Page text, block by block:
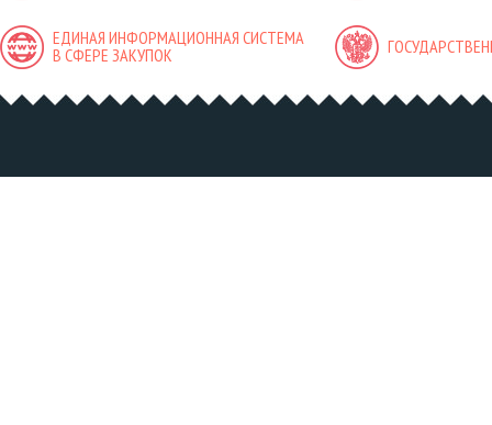
ЕДИНАЯ ИНФОРМАЦИОННАЯ СИСТЕМА
В СФЕРЕ ЗАКУПОК